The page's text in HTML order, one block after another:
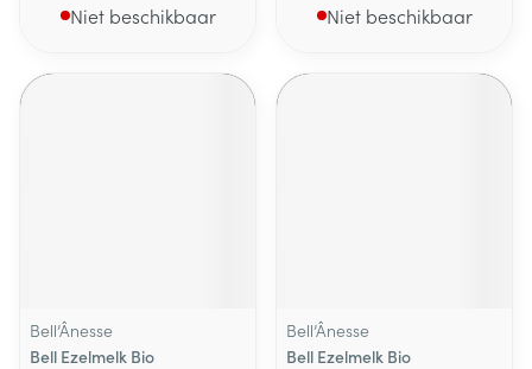
Niet beschikbaar Niet beschikbaar
Bell’Ânesse
Bell Ezelmelk Bio
Bell’Ânesse
Bell Ezelmelk Bio